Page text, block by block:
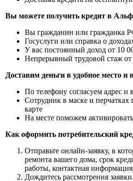
Вы можете получить кредит в
Вы гражданин или гражданка
Госуслуги или справка о
У вас постоянный доход от 10
Непрерывный трудовой стаж от
Доставим деньги в удобное место и
По телефону согласуем адрес и
Сотрудник в маске и перчатках
карте
На месте поможем
Как оформить потребительский
Отправьте онлайн-заявку, в
ремонта вашего дома, срок
работы, контактная
Дождитесь рассмотрения